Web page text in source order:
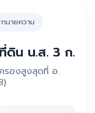
นายความ
ดิน น.ส. 3 ก.
รองสูงสุดที่ อ.